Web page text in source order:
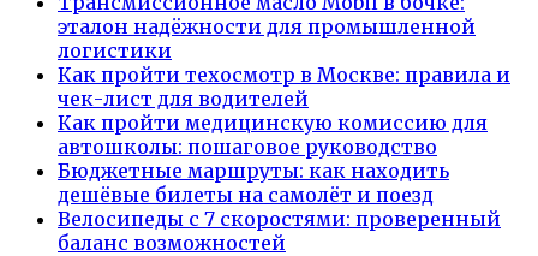
эталон надёжности для промышленной
логистики
Как пройти техосмотр в Москве: правила и
чек-лист для водителей
Как пройти медицинскую комиссию для
автошколы: пошаговое руководство
Бюджетные маршруты: как находить
дешёвые билеты на самолёт и поезд
Велосипеды с 7 скоростями: проверенный
баланс возможностей